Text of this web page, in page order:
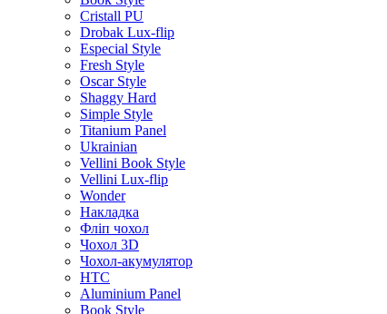
Cristall PU
Drobak Lux-flip
Especial Style
Fresh Style
Oscar Style
Shaggy Hard
Simple Style
Titanium Panel
Ukrainian
Vellini Book Style
Vellini Lux-flip
Wonder
Накладка
Фліп чохол
Чохол 3D
Чохол-акумулятор
HTC
Aluminium Panel
Book Style